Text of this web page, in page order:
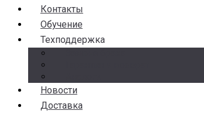
Контакты
Обучение
Техподдержка
Новости
Доставка